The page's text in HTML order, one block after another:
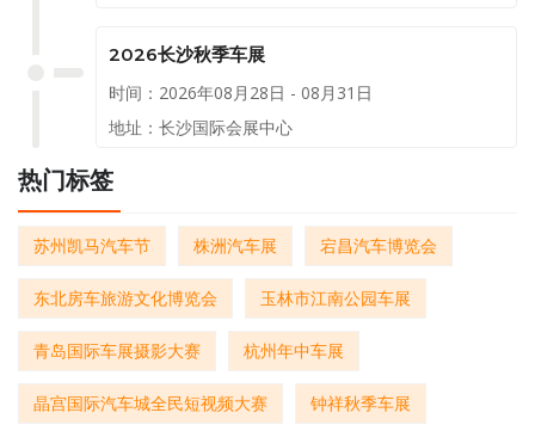
2026长沙秋季车展
时间：2026年08月28日 - 08月31日
地址：长沙国际会展中心
热门标签
苏州凯马汽车节 株洲汽车展 宕昌汽车博览会
东北房车旅游文化博览会 玉林市江南公园车展
青岛国际车展摄影大赛 杭州年中车展
晶宫国际汽车城全民短视频大赛 钟祥秋季车展